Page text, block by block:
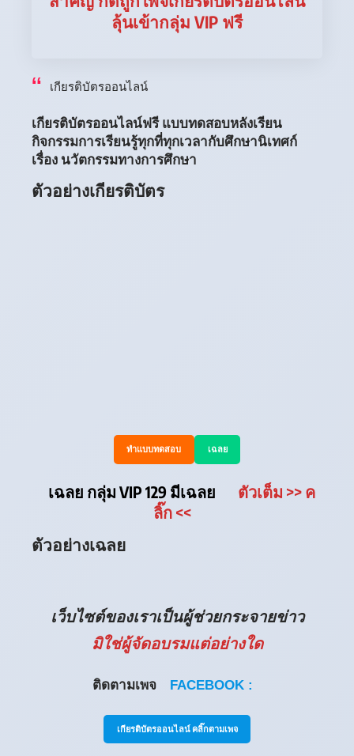
ลุ้นเข้ากลุ่ม VIP ฟรี
เกียรติบัตรออนไลน์
เกียรติบัตรออนไลน์ฟรี แบบทดสอบหลังเรียน
กิจกรรมการเรียนรู้ทุกที่ทุกเวลากับศึกษานิเทศก์
เรื่อง นวัตกรรมทางการศึกษา
ตัวอย่างเกียรติบัตร
ทำแบบทดสอบ เฉลย
เฉลย กลุ่ม VIP 129 มีเฉลย ตัวเต็ม >> ค
ลิ๊ก <<
ตัวอย่างเฉลย
เว็บไซต์ของเราเป็นผู้ช่วยกระจายข่าว
มิใช่ผู้จัดอบรมแต่อย่างใด
ติดตามเพจ FACEBOOK :
เกียรติบัตรออนไลน์ คลิ๊กตามเพจ